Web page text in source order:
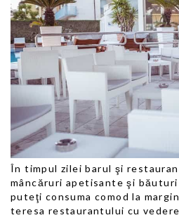
În timpul zilei barul şi
mâncăruri apetisante şi
puteţi consuma comod la
teresa restaurantului cu